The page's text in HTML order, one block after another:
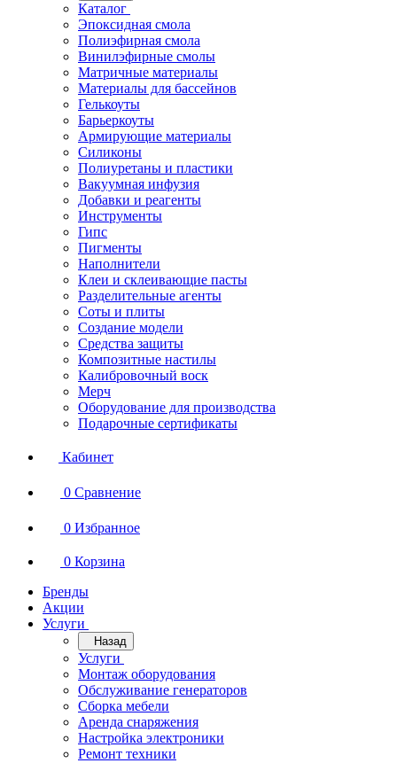
Каталог
Эпоксидная смола
Полиэфирная смола
Винилэфирные смолы
Матричные материалы
Материалы для бассейнов
Гелькоуты
Барьеркоуты
Армирующие материалы
Силиконы
Полиуретаны и пластики
Вакуумная инфузия
Добавки и реагенты
Инструменты
Гипс
Пигменты
Наполнители
Клеи и склеивающие пасты
Разделительные агенты
Соты и плиты
Создание модели
Средства защиты
Композитные настилы
Калибровочный воск
Мерч
Оборудование для производства
Подарочные сертификаты
Кабинет
0 Сравнение
0 Избранное
0 Корзина
Бренды
Акции
Услуги
Назад
Услуги
Монтаж оборудования
Обслуживание генераторов
Сборка мебели
Аренда снаряжения
Настройка электроники
Ремонт техники